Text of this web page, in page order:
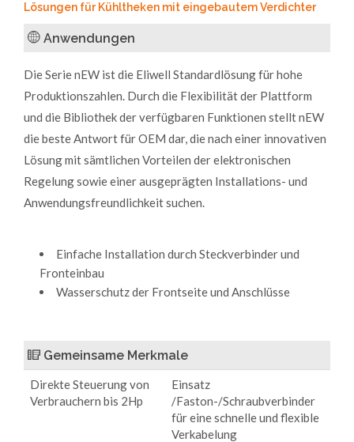
Lösungen für Kühltheken mit eingebautem Verdichter
Anwendungen
Die Serie nEW ist die Eliwell Standardlösung für hohe
Produktionszahlen. Durch die Flexibilität der Plattform
und die Bibliothek der verfügbaren Funktionen stellt nEW
die beste Antwort für OEM dar, die nach einer innovativen
Lösung mit sämtlichen Vorteilen der elektronischen
Regelung sowie einer ausgeprägten Installations- und
Anwendungsfreundlichkeit suchen.
Einfache Installation durch Steckverbinder und
Fronteinbau
Wasserschutz der Frontseite und Anschlüsse
Gemeinsame Merkmale
Direkte Steuerung von
Verbrauchern bis 2Hp
Einsatz
/Faston-/Schraubverbinder
für eine schnelle und flexible
Verkabelung